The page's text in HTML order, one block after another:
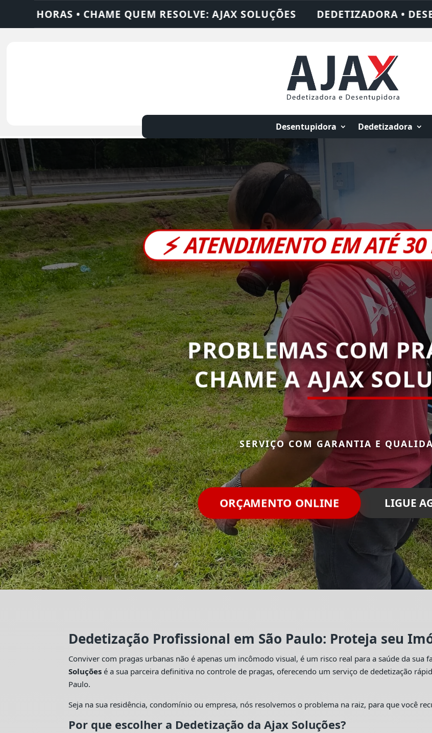
AJAX SOLUÇÕES DEDETIZADORA • DESENTUPIDORA • LIMPEZA DE
Desentupidora Dedetizadora
⚡ATENDIMENTO EM ATÉ
PROBLEMAS COM
CHAME AAJAX
SERVIÇO COM GARANTIA E
ORÇAMENTO ONLINE LIGUE
Dedetização Profissional em São Paulo: Proteja seu
Conviver com pragas urbanas não é apenas um incômodo visual, é um risco real para a saúde da sua
Soluções é a sua parceira definitiva no controle de pragas, oferecendo um serviço de dedetização
Paulo.
Seja na sua residência, condomínio ou empresa, nós resolvemos o problema na raiz, para que você
Por que escolher a Dedetização da Ajax Soluções?